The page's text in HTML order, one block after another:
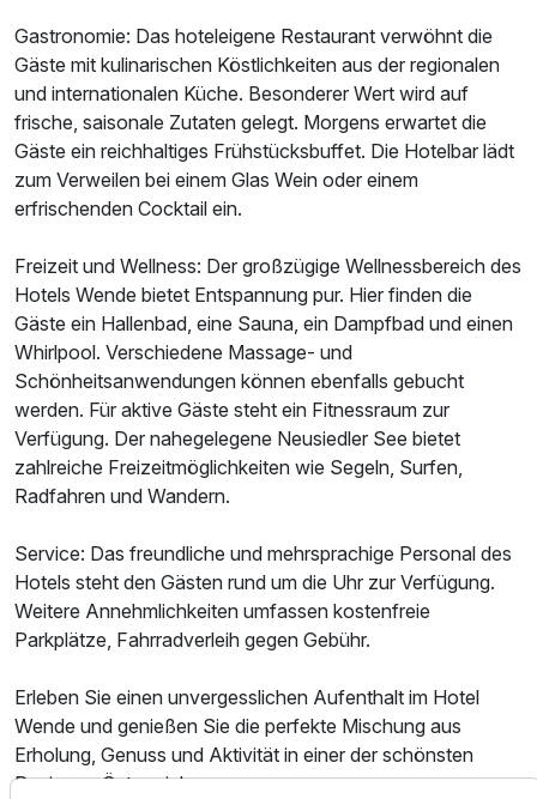
2 Erwachsene und 1 Kind
Gastronomie: Das hoteleigene Restaurant verwöhnt die
Gäste mit kulinarischen Köstlichkeiten aus der regionalen
und internationalen Küche. Besonderer Wert wird auf
frische, saisonale Zutaten gelegt. Morgens erwartet die
Gäste ein reichhaltiges Frühstücksbuffet. Die Hotelbar lädt
zum Verweilen bei einem Glas Wein oder einem
erfrischenden Cocktail ein.
Freizeit und Wellness: Der großzügige Wellnessbereich des
Hotels Wende bietet Entspannung pur. Hier finden die
Gäste ein Hallenbad, eine Sauna, ein Dampfbad und einen
Whirlpool. Verschiedene Massage- und
Schönheitsanwendungen können ebenfalls gebucht
werden. Für aktive Gäste steht ein Fitnessraum zur
Verfügung. Der nahegelegene Neusiedler See bietet
zahlreiche Freizeitmöglichkeiten wie Segeln, Surfen,
Radfahren und Wandern.
Service: Das freundliche und mehrsprachige Personal des
Hotels steht den Gästen rund um die Uhr zur Verfügung.
Weitere Annehmlichkeiten umfassen kostenfreie
Parkplätze, Fahrradverleih gegen Gebühr.
Erleben Sie einen unvergesslichen Aufenthalt im Hotel
Wende und genießen Sie die perfekte Mischung aus
Erholung, Genuss und Aktivität in einer der schönsten
Regionen Österreichs.